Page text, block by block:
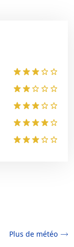
Plus de météo